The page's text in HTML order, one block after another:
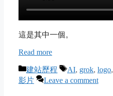
這是其中一個。
Read more
Categories
建站歷程 Tags
AI, grok, logo,
影片
Leave a comment